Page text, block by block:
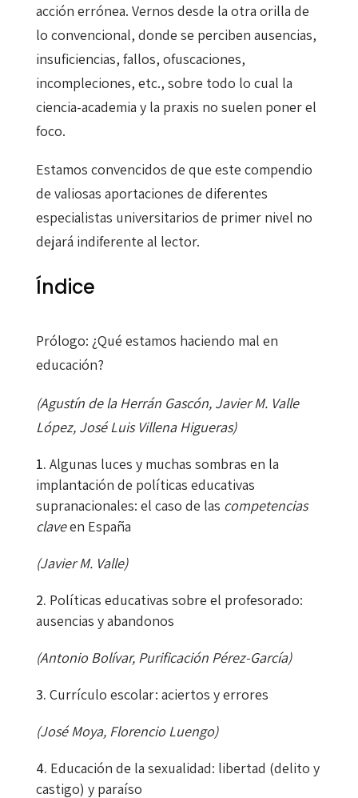
acción errónea. Vernos desde la otra orilla de
lo convencional, donde se perciben ausencias,
insuficiencias, fallos, ofuscaciones,
incompleciones, etc., sobre todo lo cual la
ciencia-academia y la praxis no suelen poner el
foco.
Estamos convencidos de que este compendio
de valiosas aportaciones de diferentes
especialistas universitarios de primer nivel no
dejará indiferente al lector.
Índice
Prólogo: ¿Qué estamos haciendo mal en
educación?
(Agustín de la Herrán Gascón, Javier M. Valle
López, José Luis Villena Higueras)
Algunas luces y muchas sombras en la
implantación de políticas educativas
supranacionales: el caso de las competencias
claveen España
(Javier M. Valle)
Políticas educativas sobre el profesorado:
ausencias y abandonos
(Antonio Bolívar, Purificación Pérez-García)
Currículo escolar: aciertos y errores
(José Moya, Florencio Luengo)
Educación de la sexualidad: libertad (delito y
castigo) y paraíso